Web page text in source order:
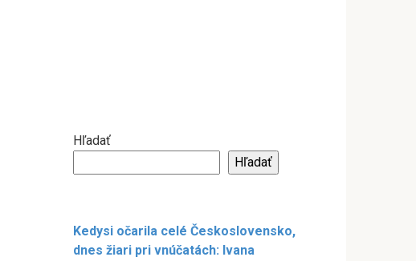
Hľadať
Hľadať
Kedysi očarila celé Československo,
dnes žiari pri vnúčatách: Ivana